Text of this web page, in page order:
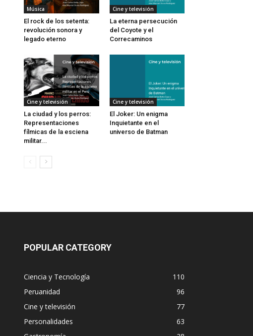
Música
El rock de los setenta:
revolución sonora y
legado eterno
Cine y televisión
La eterna persecución
del Coyote y el
Correcaminos
Cine y televisión
La ciudad y los perros:
Representaciones
fílmicas de la esciena
militar...
Cine y televisión
El Joker: Un enigma
Inquietante en el
universo de Batman
POPULAR CATEGORY
Ciencia y Tecnología
110
Peruanidad
96
Cine y televisión
77
Personalidades
63